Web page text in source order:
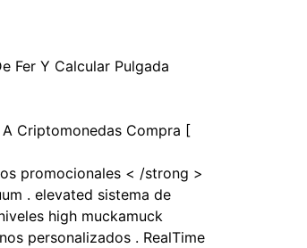
Fer Y Calcular Pulgada
Criptomonedas Compra [
promocionales < /strong >
. elevated sistema de
high muckamuck
personalizados . RealTime